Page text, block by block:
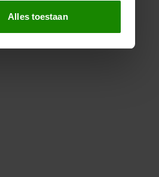
te bieden en om ons
partners voor social
die u aan ze heeft
met onze cookies als u
Alles toestaan